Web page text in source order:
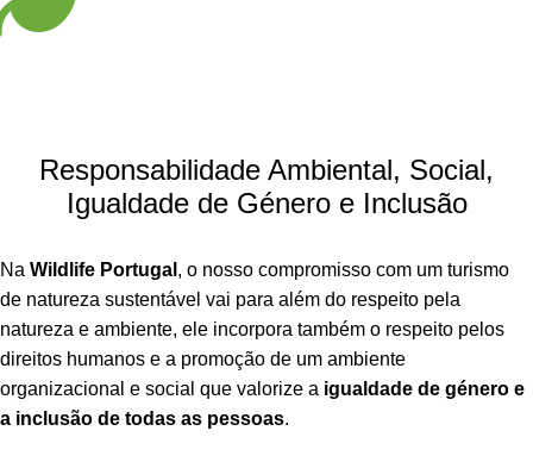
Responsabilidade Ambiental, Social,
Igualdade de Género e Inclusão
Na Wildlife Portugal , o nosso compromisso com um turismo
de natureza sustentável vai para além do respeito pela
natureza e ambiente, ele incorpora também o respeito pelos
direitos humanos e a promoção de um ambiente
organizacional e social que valorize a igualdade de género e
a inclusão de todas as pessoas.